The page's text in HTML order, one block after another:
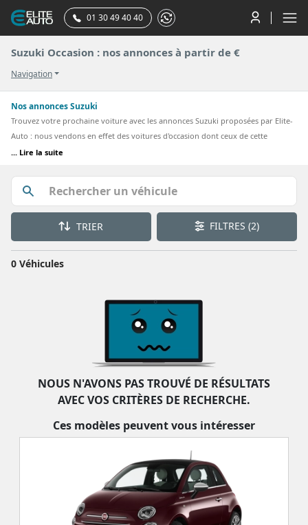
01 30 49 40 40
Suzuki Occasion : nos annonces à partir de €
Navigation
Nos annonces Suzuki
Trouvez votre prochaine voiture avec les annonces Suzuki proposées par Elite-
Auto : nous vendons en effet des voitures d'occasion dont ceux de cette
marque japonaise. En quelques clics vous découvrez sur notre site nos
couleur... A savoir que pour chacune de nos occasions Suzuki nous procédons à
un contrôle sur de nombreux points afin de vous proposer une auto en parfait
état. Prenez contact avec nos conseillers pour obtenir davantage de précisions
sur une auto, il est possible de venir essayer la Suzuki d'occasion qui vous
intéresse en vue d'un achat éventuel.
... Lire la suite
TRIER FILTRES(2)
0 Véhicules
NOUS N'AVONS PAS TROUVÉ DE RÉSULTATS
AVEC VOS CRITÈRES DE RECHERCHE.
Ces modèles peuvent vous intéresser